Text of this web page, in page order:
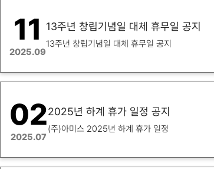
11
2025.09
13주년 창립기념일 대체 휴무일 공지
13주년 창립기념일 대체 휴무일 공지
02
2025.07
2025년 하계 휴가 일정 공지
(주)아미스 2025년 하계 휴가 일정